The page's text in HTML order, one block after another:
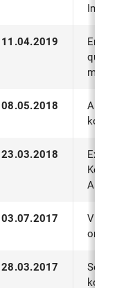
11.04.2019
08.05.2018
23.03.2018
03.07.2017
28.03.2017